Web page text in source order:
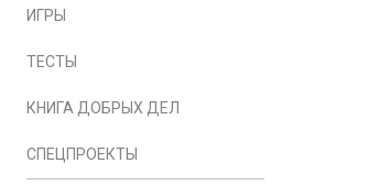
ИГРЫ
ТЕСТЫ
КНИГА ДОБРЫХ ДЕЛ
СПЕЦПРОЕКТЫ